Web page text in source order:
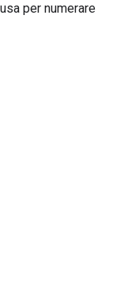
usa per numerare